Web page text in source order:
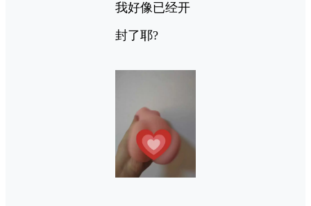
我好像已经开
封了耶?